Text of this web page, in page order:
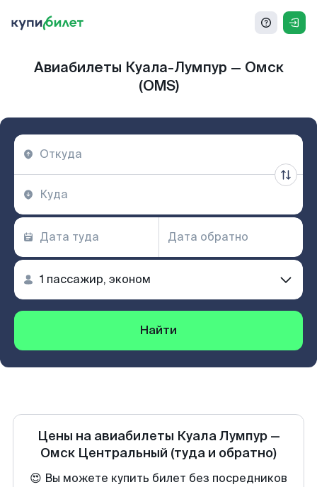
Авиабилеты Куала-Лумпур — Омск
(OMS)
Найти
Цены на авиабилеты Куала Лумпур—
Омск Центральный (туда и обратно)
😍 Вы можете купить билет без посредников